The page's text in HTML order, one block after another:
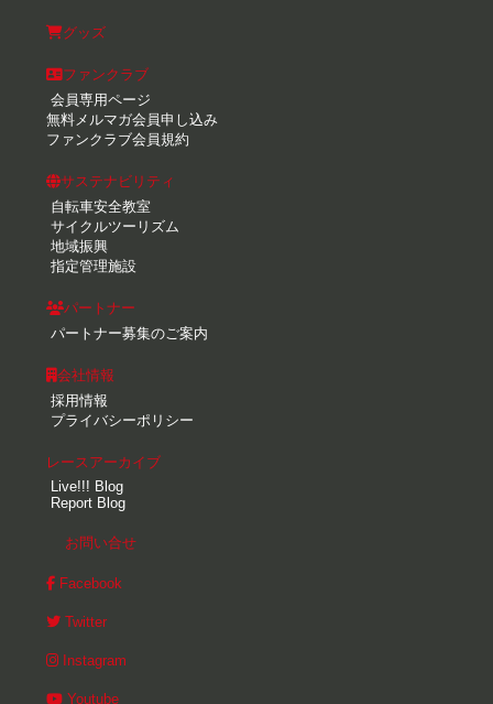
グッズ
ファンクラブ
会員専用ページ
無料メルマガ会員申し込み
ファンクラブ会員規約
サステナビリティ
自転車安全教室
サイクルツーリズム
地域振興
指定管理施設
パートナー
パートナー募集のご案内
会社情報
採用情報
プライバシーポリシー
レースアーカイブ
Live!!! Blog
Report Blog
お問い合せ
Facebook
Twitter
Instagram
Youtube